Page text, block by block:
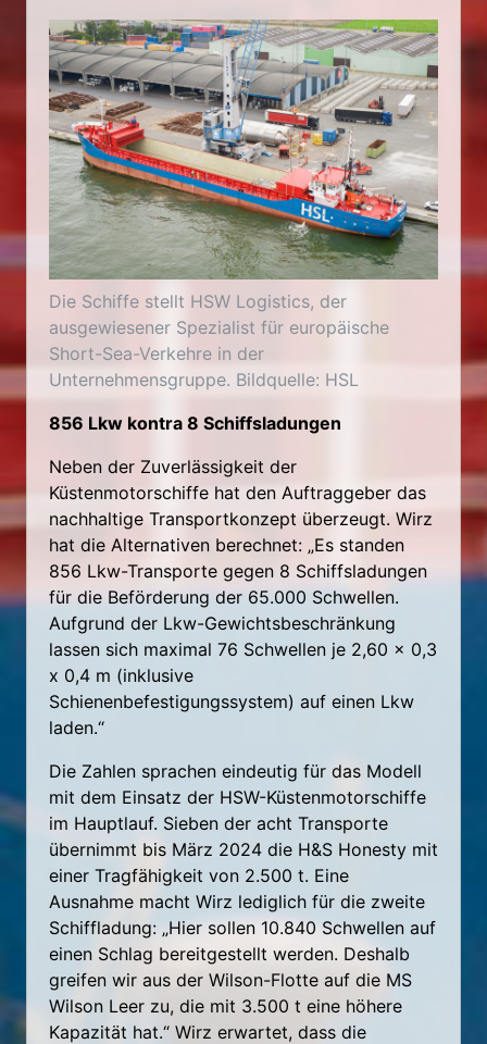
Die Schiffe stellt HSW Logistics, der
ausgewiesener Spezialist für europäische
Short-Sea-Verkehre in der
Unternehmensgruppe. Bildquelle: HSL
856 Lkw kontra 8 Schiffsladungen
Neben der Zuverlässigkeit der
Küstenmotorschiffe hat den Auftraggeber das
nachhaltige Transportkonzept überzeugt. Wirz
hat die Alternativen berechnet: „Es standen
856 Lkw-Transporte gegen 8 Schiffsladungen
für die Beförderung der 65.000 Schwellen.
Aufgrund der Lkw-Gewichtsbeschränkung
lassen sich maximal 76 Schwellen je 2,60 x 0,3
x 0,4 m (inklusive
Schienenbefestigungssystem) auf einen Lkw
laden.“
Die Zahlen sprachen eindeutig für das Modell
mit dem Einsatz der HSW-Küstenmotorschiffe
im Hauptlauf. Sieben der acht Transporte
übernimmt bis März 2024 die H&S Honesty mit
einer Tragfähigkeit von 2.500 t. Eine
Ausnahme macht Wirz lediglich für die zweite
Schiffladung: „Hier sollen 10.840 Schwellen auf
einen Schlag bereitgestellt werden. Deshalb
greifen wir aus der Wilson-Flotte auf die MS
Wilson Leer zu, die mit 3.500 t eine höhere
Kapazität hat.“ Wirz erwartet, dass die